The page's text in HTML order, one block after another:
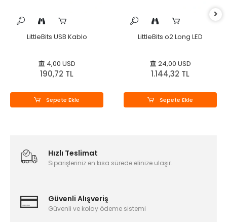
LittleBits USB Kablo
4,00 USD
190,72 TL
Sepete Ekle
LittleBits o2 Long LED
24,00 USD
1.144,32 TL
Sepete Ekle
Hızlı Teslimat
Siparişleriniz en kısa sürede elinize ulaşır.
Güvenli Alışveriş
Güvenli ve kolay ödeme sistemi